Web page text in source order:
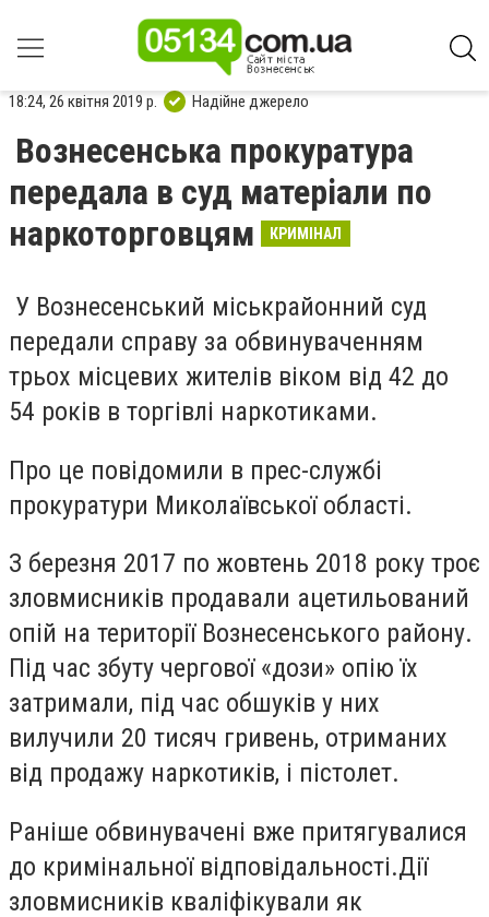
18:24, 26 квітня 2019 р. Надійне джерело
Вознесенська прокуратура
передала в суд матеріали по
наркоторговцям
КРИМІНАЛ
У Вознесенський міськрайонний суд
передали справу за обвинуваченням
трьох місцевих жителів віком від 42 до
54 років в торгівлі наркотиками.
Про це повідомили в прес-службі
прокуратури Миколаївської області.
З березня 2017 по жовтень 2018 року троє
зловмисників продавали ацетильований
опій на території Вознесенського району.
Під час збуту чергової «дози» опію їх
затримали, під час обшуків у них
вилучили 20 тисяч гривень, отриманих
від продажу наркотиків, і пістолет.
Раніше обвинувачені вже притягувалися
до кримінальної відповідальності.Дії
зловмисників кваліфікували як